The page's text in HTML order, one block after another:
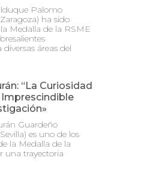
Palomo
ha sido
Medalla de la RSME
áreas del
“La Curiosidad
Guardeño
es uno de los
la Medalla de la
una trayectoria